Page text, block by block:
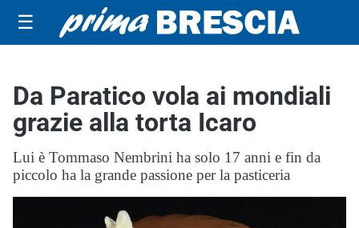
☰
Da Paratico vola ai mondiali
grazie alla torta Icaro
Lui è Tommaso Nembrini ha solo 17 anni e fin da
piccolo ha la grande passione per la pasticeria